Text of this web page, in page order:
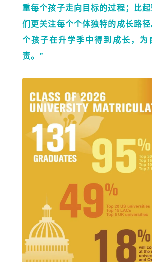
重每个孩子走向目标的过程；比
们更关注每个个体独特的成长路
个孩子在升学季中得到成长，为
责。”